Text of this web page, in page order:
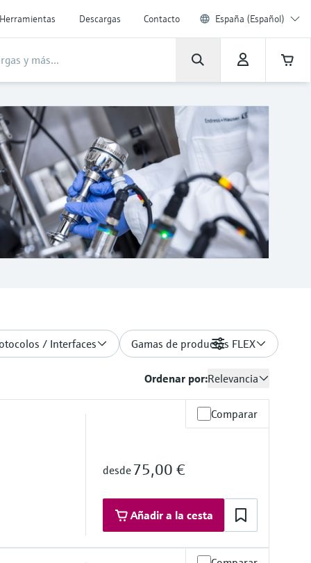
Herramientas Descargas Contacto España (Español)
/ Interfaces Gamas de productos FLEX
Filtros
Ordenar por:Relevancia
Comparar
desde75,00 €
Añadir a la cesta